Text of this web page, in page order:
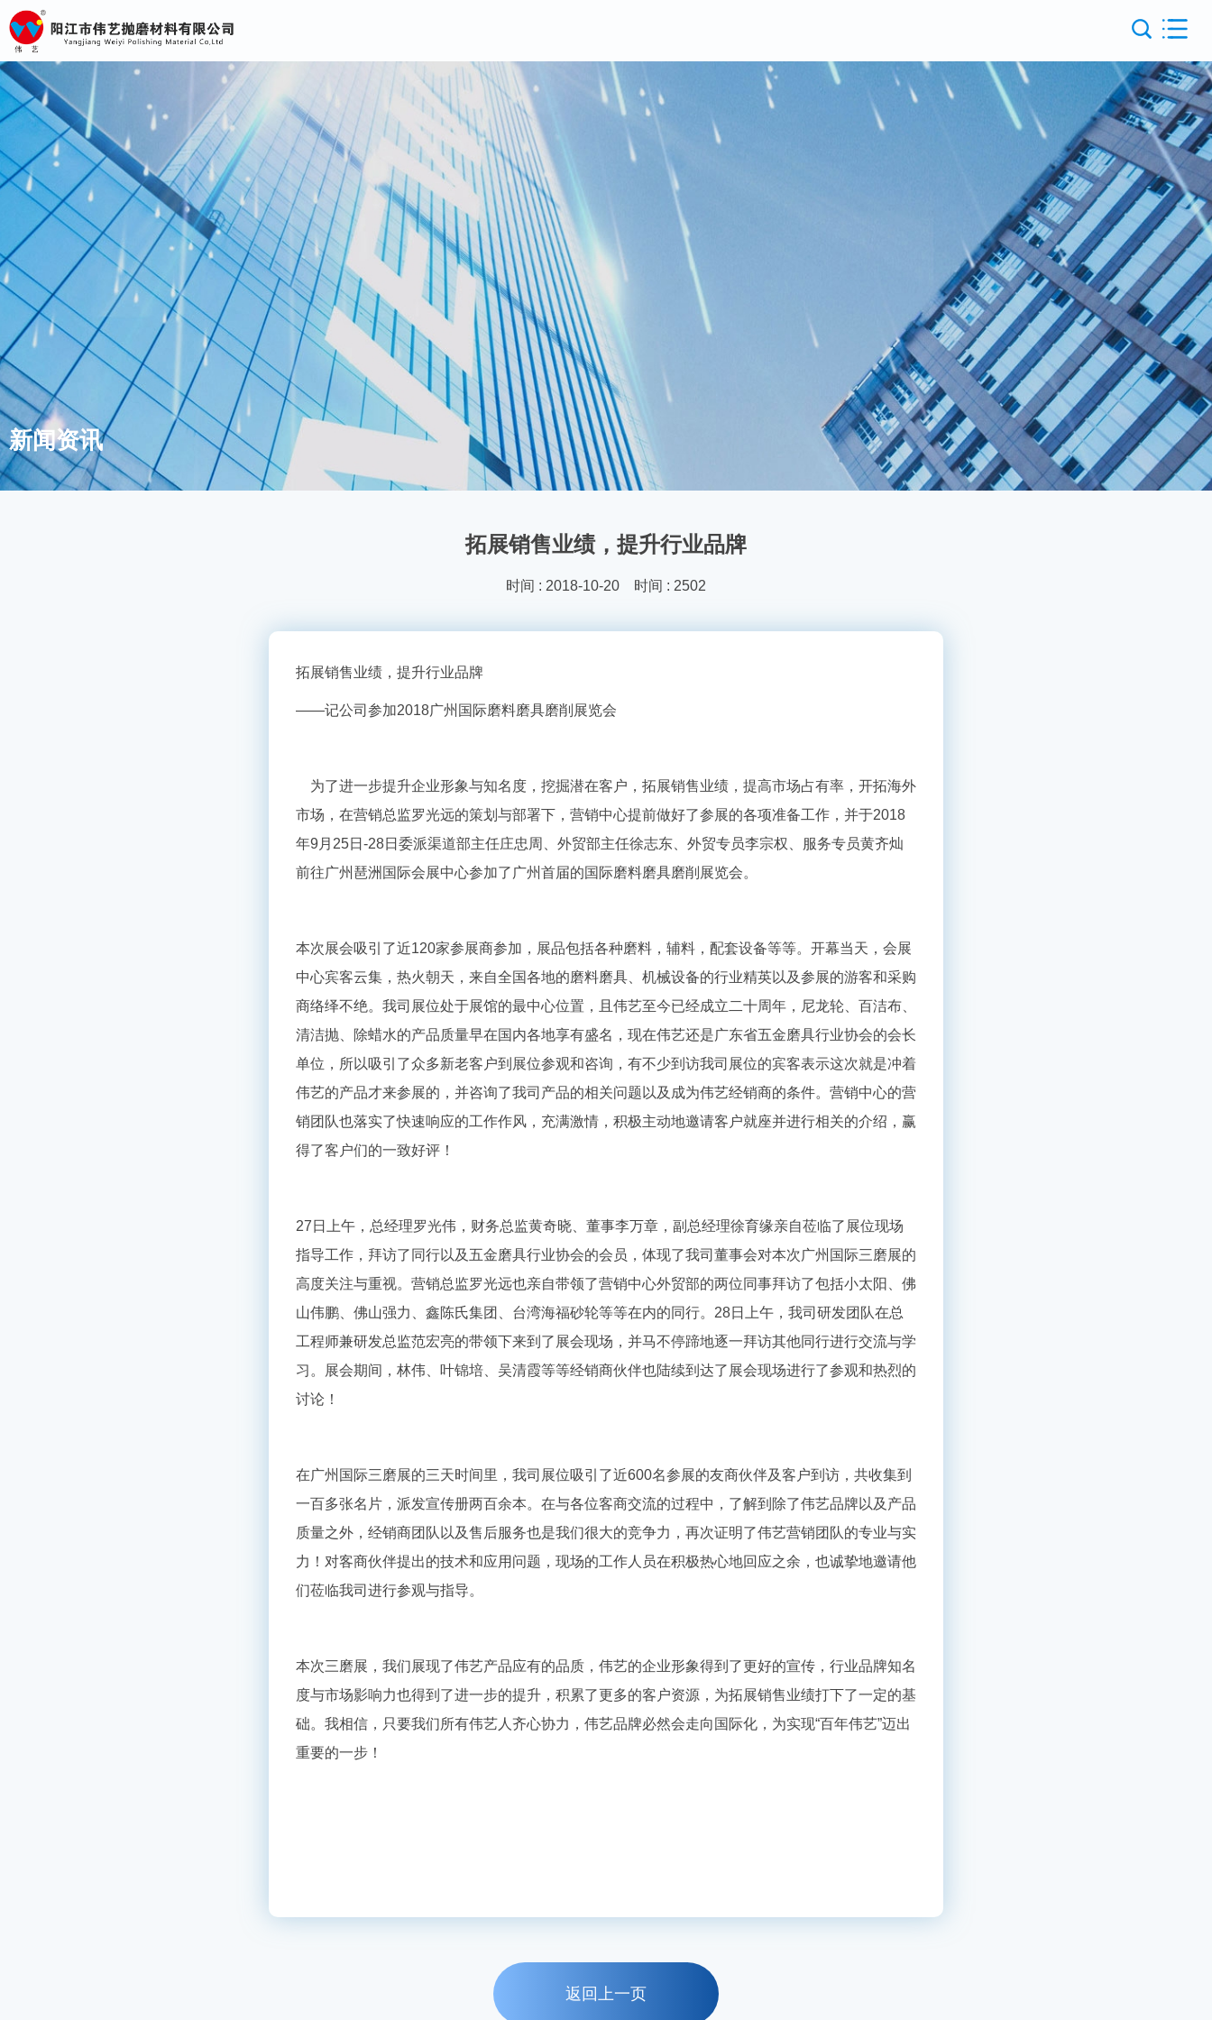
新闻资讯
拓展销售业绩，提升行业品牌
时间 : 2018-10-20 时间 : 2502
拓展销售业绩，提升行业品牌
——记公司参加2018广州国际磨料磨具磨削展览会
为了进一步提升企业形象与知名度，挖掘潜在客户，拓展销售业绩，提高市场占有率，开拓海外
市场，在营销总监罗光远的策划与部署下，营销中心提前做好了参展的各项准备工作，并于2018
年9 月 25日 -28日委派渠道部主任庄忠周、外贸部主任徐志东、外贸专员李宗权、服务专员黄齐灿
前往广州琶洲国际会展中心参加了广州首届的国际磨料磨具磨削展览会。
本次展会吸引了近120家参展商参加，展品包括各种磨料，辅料，配套设备等等。开幕当天，会展
中心宾客云集，热火朝天，来自全国各地的磨料磨具、机械设备的行业精英以及参展的游客和采购
商络绎不绝。我司展位处于展馆的最中心位置，且伟艺至今已经成立二十周年，尼龙轮、百洁布、
清洁抛、除蜡水的产品质量早在国内各地享有盛名，现在伟艺还是广东省五金磨具行业协会的会长
单位，所以吸引了众多新老客户到展位参观和咨询，有不少到访我司展位的宾客表示这次就是冲着
伟艺的产品才来参展的，并咨询了我司产品的相关问题以及成为伟艺经销商的条件。营销中心的营
销团队也落实了快速响应的工作作风，充满激情，积极主动地邀请客户就座并进行相关的介绍，赢
得了客户们的一致好评！
27 日上午，总经理罗光伟，财务总监黄奇晓、董事李万章，副总经理徐育缘亲自莅临了展位现场
指导工作，拜访了同行以及五金磨具行业协会的会员，体现了我司董事会对本次广州国际三磨展的
高度关注与重视。营销总监罗光远也亲自带领了营销中心外贸部的两位同事拜访了包括小太阳、佛
山伟鹏、佛山强力、鑫陈氏集团、台湾海福砂轮等等在内的同行。 28日上午，我司研发团队在总
工程师兼研发总监范宏亮的带领下来到了展会现场，并马不停蹄地逐一拜访其他同行进行交流与学
习。展会期间，林伟、叶锦培、吴清霞等等经销商伙伴也陆续到达了展会现场进行了参观和热烈的
讨论！
在广州国际三磨展的三天时间里，我司展位吸引了近600名参展的友商伙伴及客户到访，共收集到
一百多张名片，派发宣传册两百余本。在与各位客商交流的过程中，了解到除了伟艺品牌以及产品
质量之外，经销商团队以及售后服务也是我们很大的竞争力，再次证明了伟艺营销团队的专业与实
力！对客商伙伴提出的技术和应用问题，现场的工作人员在积极热心地回应之余，也诚挚地邀请他
们莅临我司进行参观与指导。
本次三磨展，我们展现了伟艺产品应有的品质，伟艺的企业形象得到了更好的宣传，行业品牌知名
度与市场影响力也得到了进一步的提升，积累了更多的客户资源，为拓展销售业绩打下了一定的基
础。我相信，只要我们所有伟艺人齐心协力，伟艺品牌必然会走向国际化，为实现“百年伟艺”迈出
重要的一步！
返回上一页